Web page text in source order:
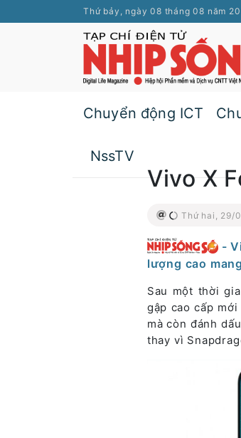
Thứ bảy, ngày 08 tháng 08 năm
Chuyển động ICT
NssTV
Vivo X
Thứ hai, 29/
-
lượng cao
Sau một thời
gập cao cấp
mà còn đánh
thay vì